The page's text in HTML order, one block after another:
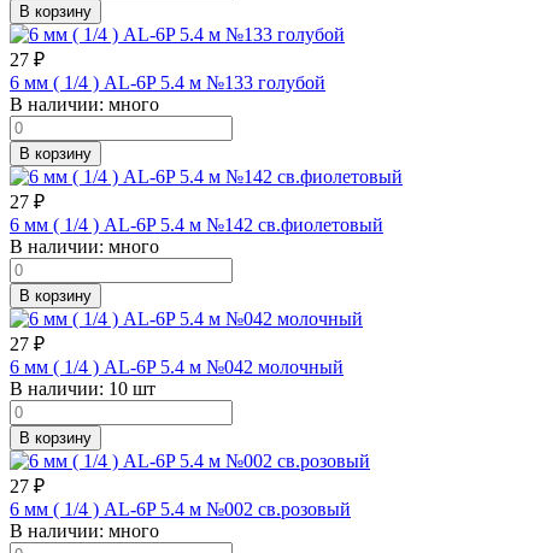
В корзину
27 ₽
6 мм ( 1/4 ) AL-6P 5.4 м №133 голубой
В наличии: много
В корзину
27 ₽
6 мм ( 1/4 ) AL-6P 5.4 м №142 св.фиолетовый
В наличии: много
В корзину
27 ₽
6 мм ( 1/4 ) AL-6P 5.4 м №042 молочный
В наличии: 10 шт
В корзину
27 ₽
6 мм ( 1/4 ) AL-6P 5.4 м №002 св.розовый
В наличии: много